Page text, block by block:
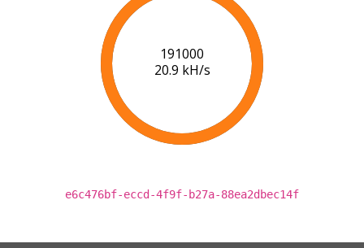
193000
20.9 kH/s
e6c476bf-eccd-4f9f-b27a-88ea2dbec14f